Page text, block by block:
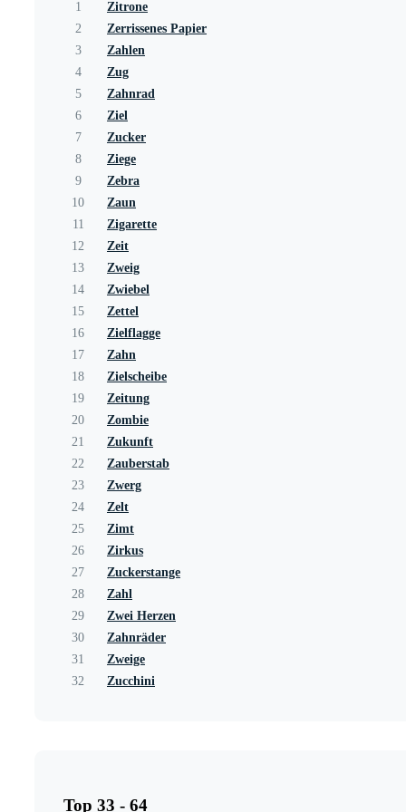
1
Zitrone
2
Zerrissenes Papier
3
Zahlen
4
Zug
5
Zahnrad
6
Ziel
7
Zucker
8
Ziege
9
Zebra
10
Zaun
11
Zigarette
12
Zeit
13
Zweig
14
Zwiebel
15
Zettel
16
Zielflagge
17
Zahn
18
Zielscheibe
19
Zeitung
20
Zombie
21
Zukunft
22
Zauberstab
23
Zwerg
24
Zelt
25
Zimt
26
Zirkus
27
Zuckerstange
28
Zahl
29
Zwei Herzen
30
Zahnräder
31
Zweige
32
Zucchini
Top 33 - 64